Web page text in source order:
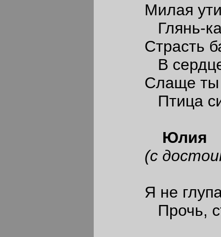
Милая
Глянь-ка
Страсть
В сердце
Слаще ты
Птица
Юлия
(с
Я не глупа-
Прочь,